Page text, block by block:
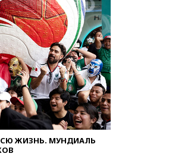
ЖИЗНЬ. МУНДИАЛЬ